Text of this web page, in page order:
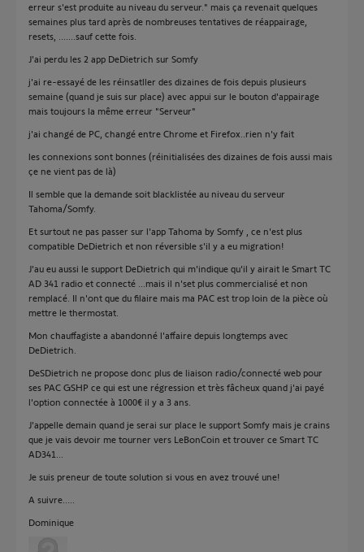
erreur s'est produite au niveau du serveur." mais ça revenait quelques
semaines plus tard après de nombreuses tentatives de réappairage,
resets, .......sauf cette fois.
J'ai perdu les 2 app DeDietrich sur Somfy
j'ai re-essayé de les réinsatller des dizaines de fois depuis plusieurs
semaine (quand je suis sur place) avec appui sur le bouton d'appairage
mais toujours la même erreur "Serveur"
j'ai changé de PC, changé entre Chrome et Firefox..rien n'y fait
les connexions sont bonnes (réinitialisées des dizaines de fois aussi mais
çe ne vient pas de là)
Il semble que la demande soit blacklistée au niveau du serveur
Tahoma/Somfy.
Et surtout ne pas passer sur l'app Tahoma by Somfy , ce n'est plus
compatible DeDietrich et non réversible s'il y a eu migration!
J'au eu aussi le support DeDietrich qui m'indique qu'il y airait le Smart TC
AD 341 radio et connecté ...mais il n'set plus commercialisé et non
remplacé. Il n'ont que du filaire mais ma PAC est trop loin de la pièce où
mettre le thermostat.
Mon chauffagiste a abandonné l'affaire depuis longtemps avec
DeDietrich.
DeSDietrich ne propose donc plus de liaison radio/connecté web pour
ses PAC GSHP ce qui est une régression et très fâcheux quand j'ai payé
l'option connectée à 1000€ il y a 3 ans.
J'appelle demain quand je serai sur place le support Somfy mais je crains
que je vais devoir me tourner vers LeBonCoin et trouver ce Smart TC
AD341...
Je suis preneur de toute solution si vous en avez trouvé une!
A suivre.....
Dominique